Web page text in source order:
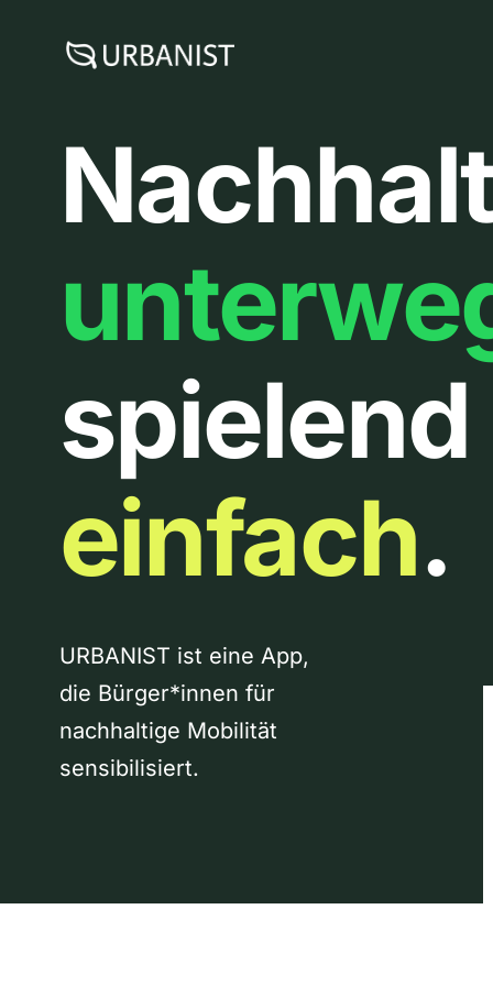
spielend
einfach.
URBANIST ist eine App,
die Bürger*innen für
nachhaltige Mobilität
sensibilisiert.